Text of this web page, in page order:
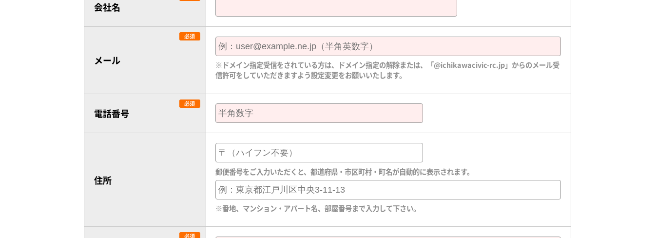
会社名
メール
※ドメイン指定受信をされている方は、ドメイン指定の解除または、「@ichikawacivic-rc.jp」からのメール受
信許可をしていただきますよう設定変更をお願いいたします。
電話番号
住所
郵便番号をご入力いただくと、都道府県・市区町村・町名が自動的に表示されます。
※番地、マンション・アパート名、部屋番号まで入力して下さい。